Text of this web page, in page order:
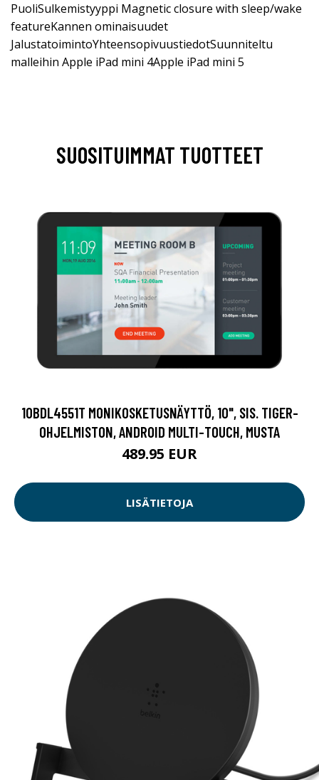
PuoliSulkemistyyppi Magnetic closure with sleep/wake
featureKannen ominaisuudet
JalustatoimintoYhteensopivuustiedotSuunniteltu
malleihin Apple iPad mini 4Apple iPad mini 5
SUOSITUIMMAT TUOTTEET
10BDL4551T MONIKOSKETUSNÄYTTÖ, 10", SIS. TIGER-
OHJELMISTON, ANDROID MULTI-TOUCH, MUSTA
489.95 EUR
LISÄTIETOJA